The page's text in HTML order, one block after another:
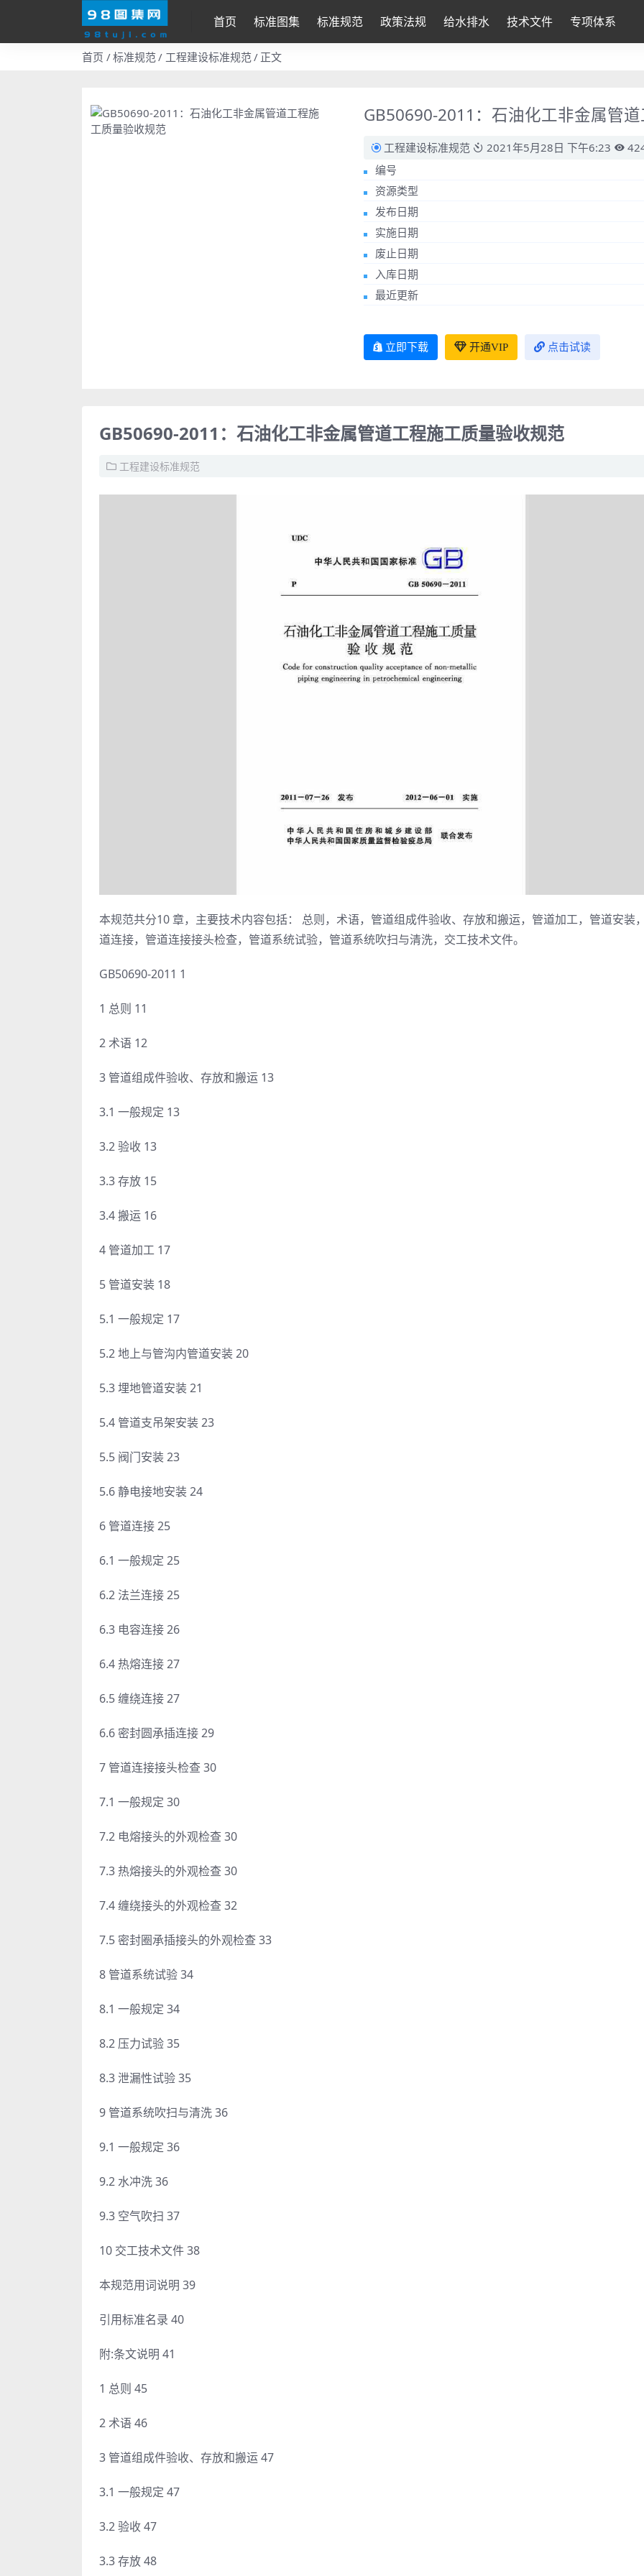
首页 标准图集 标准规范 政策法规 给水排水 技术文件 专项体系
首页 标准规范 工程建设标准规范 正文
GB50690-2011：石油化工非金属管
工程建设标准规范 2021年5月28日 下午6:23
编号
资源类型
发布日期
实施日期
废止日期
入库日期
最近更新
立即下载 开通VIP 点击试读
GB50690-2011：石油化工非金属管道工程施工质量验收规范
工程建设标准规范
本规范共分10 章，主要技术内容包括： 总则，术语，管道组成件验收、存放和搬运，管道加工，管道安装
道连接，管道连接接头检查，管道系统试验，管道系统吹扫与清洗，交工技术文件。
GB50690-2011 1
1 总则 11
2 术语 12
3 管道组成件验收、存放和搬运 13
3.1 一般规定 13
3.2 验收 13
3.3 存放 15
3.4 搬运 16
4 管道加工 17
5 管道安装 18
5.1 一般规定 17
5.2 地上与管沟内管道安装 20
5.3 埋地管道安装 21
5.4 管道支吊架安装 23
5.5 阀门安装 23
5.6 静电接地安装 24
6 管道连接 25
6.1 一般规定 25
6.2 法兰连接 25
6.3 电容连接 26
6.4 热熔连接 27
6.5 缠绕连接 27
6.6 密封圆承插连接 29
7 管道连接接头检查 30
7.1 一般规定 30
7.2 电熔接头的外观检查 30
7.3 热熔接头的外观检查 30
7.4 缠绕接头的外观检查 32
7.5 密封圈承插接头的外观检查 33
8 管道系统试验 34
8.1 一般规定 34
8.2 压力试验 35
8.3 泄漏性试验 35
9 管道系统吹扫与清洗 36
9.1 一般规定 36
9.2 水冲洗 36
9.3 空气吹扫 37
10 交工技术文件 38
本规范用词说明 39
引用标准名录 40
附:条文说明 41
1 总则 45
2 术语 46
3 管道组成件验收、存放和搬运 47
3.1 一般规定 47
3.2 验收 47
3.3 存放 48